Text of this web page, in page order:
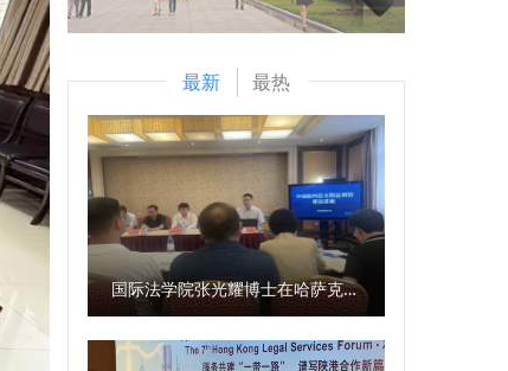
最新 最热
国际法学院张光耀博士在哈萨克斯坦阿拉木图开展科研与社会服务活动